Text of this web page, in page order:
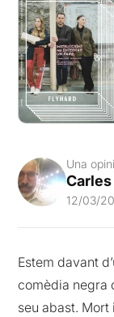
Una
12/03/
Estem davant
comèdia negra
seu abast.